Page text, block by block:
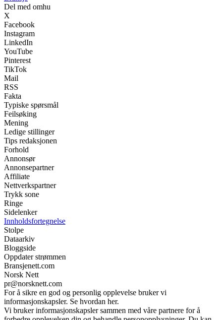
Del med omhu
X
Facebook
Instagram
LinkedIn
YouTube
Pinterest
TikTok
Mail
RSS
Fakta
Typiske spørsmål
Feilsøking
Mening
Ledige stillinger
Tips redaksjonen
Forhold
Annonsør
Annonsepartner
Affiliate
Nettverkspartner
Trykk sone
Ringe
Sidelenker
Innholdsfortegnelse
Stolpe
Dataarkiv
Bloggside
Oppdater strømmen
Bransjenett.com
Norsk Nett
pr@norsknett.com
For å sikre en god og personlig opplevelse bruker vi
informasjonskapsler. Se hvordan her.
Vi bruker informasjonskapsler sammen med våre partnere for å